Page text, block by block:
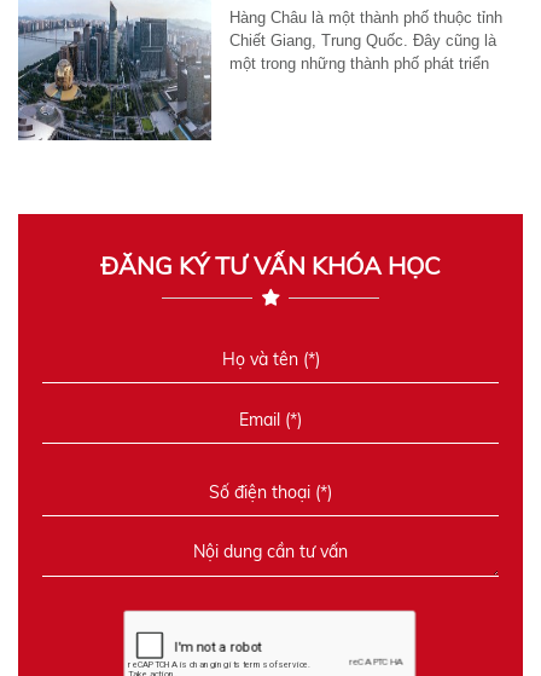
Hàng Châu là một thành phố thuộc tỉnh
Chiết Giang, Trung Quốc. Đây cũng là
một trong những thành phố phát triển
ĐĂNG KÝ TƯ VẤN KHÓA HỌC